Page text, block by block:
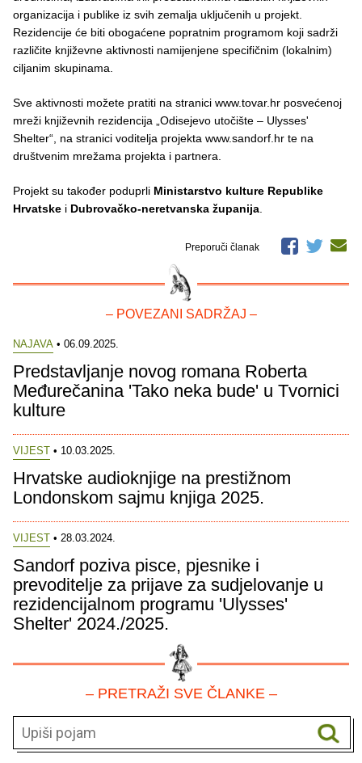
organizacija i publike iz svih zemalja uključenih u projekt.
Rezidencije će biti obogaćene popratnim programom koji sadrži
različite književne aktivnosti namijenjene specifičnim (lokalnim)
ciljanim skupinama.
Sve aktivnosti možete pratiti na stranici www.tovar.hr posvećenoj
mreži književnih rezidencija „Odisejevo utočište – Ulysses'
Shelter“, na stranici voditelja projekta www.sandorf.hr te na
društvenim mrežama projekta i partnera.
Projekt su također poduprli Ministarstvo kulture Republike
Hrvatske i Dubrovačko-neretvanska županija
Preporuči članak
– POVEZANI SADRŽAJ –
NAJAVA • 06.09.2025.
Predstavljanje novog romana Roberta
Međurečanina 'Tako neka bude' u Tvornici
kulture
VIJEST • 10.03.2025.
Hrvatske audioknjige na prestižnom
Londonskom sajmu knjiga 2025.
VIJEST • 28.03.2024.
Sandorf poziva pisce, pjesnike i
prevoditelje za prijave za sudjelovanje u
rezidencijalnom programu 'Ulysses'
Shelter' 2024./2025.
– PRETRAŽI SVE ČLANKE –